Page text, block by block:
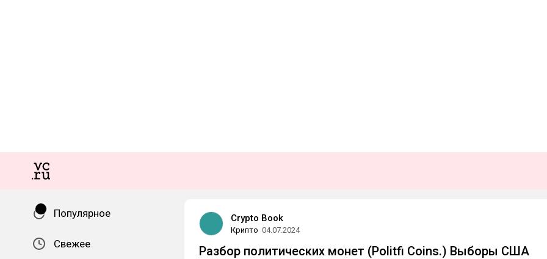
Популярное
Свежее
Crypto Book
Крипто 04.07.2024
Разбор политических монет (Politfi Coins.) Выборы США